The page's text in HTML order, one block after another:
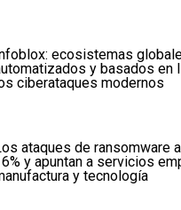
ecosistemas
y basados en
ciberataques modernos
ataques de ransomware
y apuntan a servicios
y tecnología